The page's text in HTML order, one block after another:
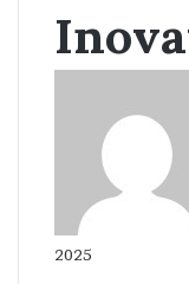
2025